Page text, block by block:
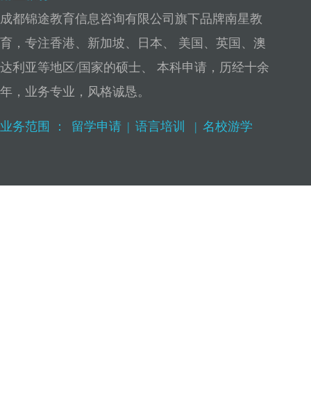
成都锦途教育信息咨询有限公司旗下品牌南星教
育，专注香港、新加坡、日本、 美国、英国、澳
达利亚等地区/国家的硕士、 本科申请，历经十余
年，业务专业，风格诚恳。
业务范围 ： 留学申请 | 语言培训 | 名校游学